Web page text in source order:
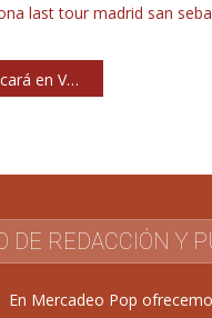
last tour madrid san
su gira de despedida en mayo
DE REDACCIÓN Y
En Mercadeo Pop